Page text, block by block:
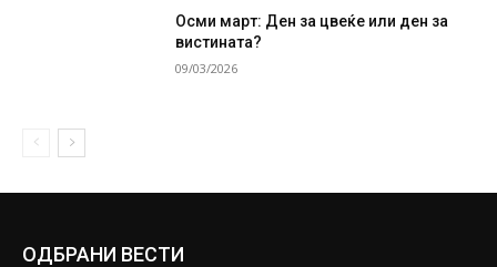
Осми март: Ден за цвеќе или ден за
вистината?
09/03/2026
ОДБРАНИ ВЕСТИ